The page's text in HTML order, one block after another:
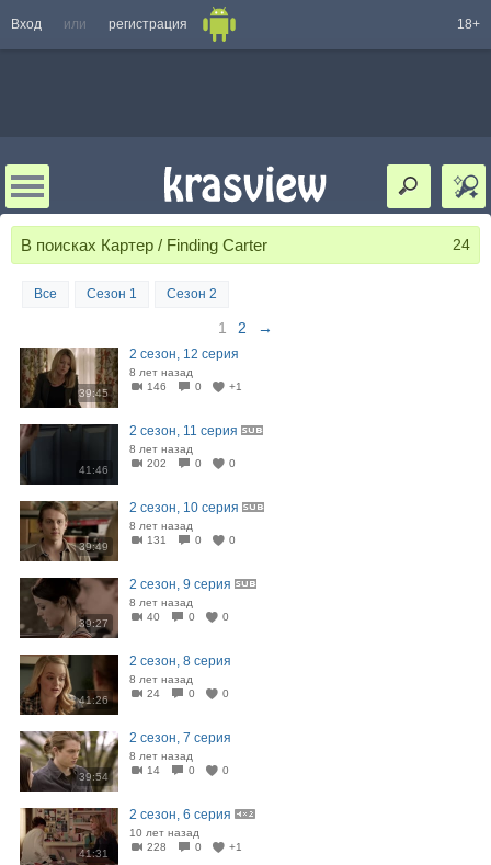
Вход или регистрация 18+
В поисках Картер / Finding Carter 24
Все Сезон 1 Сезон 2
1 2 →
39:45
2 сезон, 12 серия
8 лет назад
146
0 +1
41:46
2 сезон, 11 серия
8 лет назад
202
0 0
39:49
2 сезон, 10 серия
8 лет назад
131
0 0
39:27
2 сезон, 9 серия
8 лет назад
40
0 0
41:26
2 сезон, 8 серия
8 лет назад
24
0 0
39:54
2 сезон, 7 серия
8 лет назад
14
0 0
41:31
2 сезон, 6 серия
10 лет назад
228
0 +1